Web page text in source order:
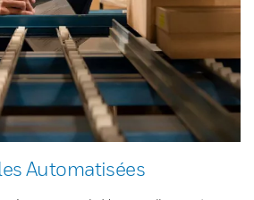
Automatisées